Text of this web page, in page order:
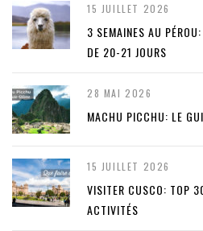
15 JUILLET 2026
3 SEMAINES AU
DE 20-21 JOURS
28 MAI 2026
MACHU PICCHU: LE
15 JUILLET 2026
VISITER CUSCO: TOP
ACTIVITÉS